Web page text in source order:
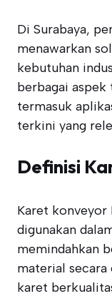
Di Surabaya,
menawarkan
kebutuhan
berbagai
termasuk
terkini yang
Definisi
Karet konveyor
digunakan
memindahkan
material secara
karet